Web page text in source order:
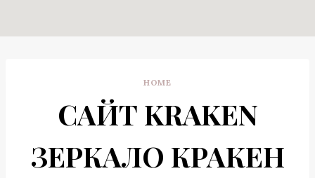
HOME
САЙТ KRAKEN
ЗЕРКАЛО КРАКЕН